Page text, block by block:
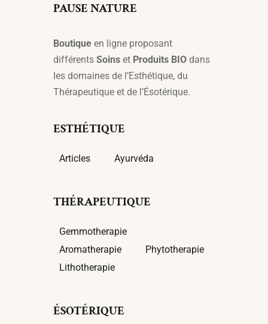
PAUSE NATURE
Boutique en ligne proposant
différents Soins et Produits BIO dans
les domaines de l’Esthétique, du
Thérapeutique et de l’Ésotérique.
ESTHÉTIQUE
Articles Ayurvéda
THÉRAPEUTIQUE
Gemmotherapie
Aromatherapie
Phytotherapie
Lithotherapie
ÉSOTÉRIQUE